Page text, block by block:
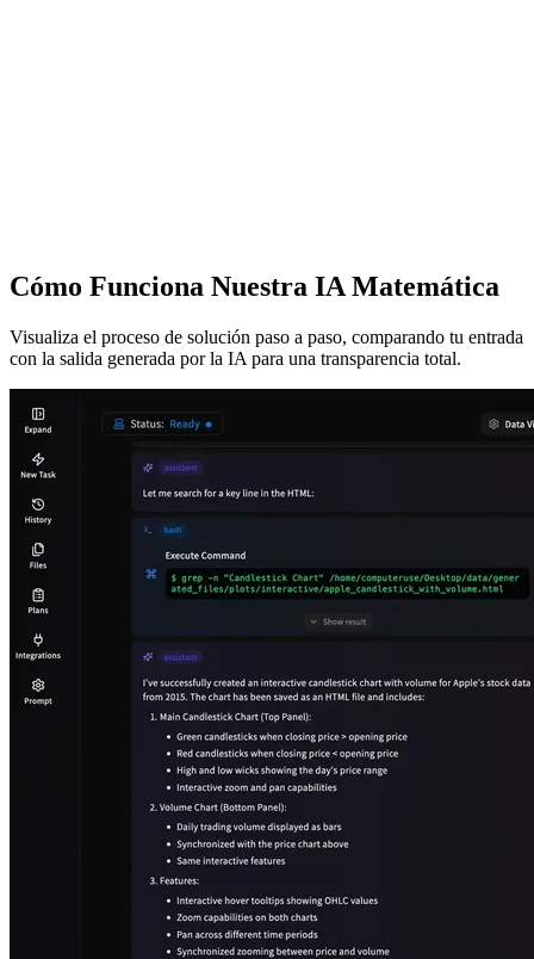
Cómo Funciona Nuestra IA Matemática
Visualiza el proceso de solución paso a paso, comparando tu entrada
con la salida generada por la IA para una transparencia total.